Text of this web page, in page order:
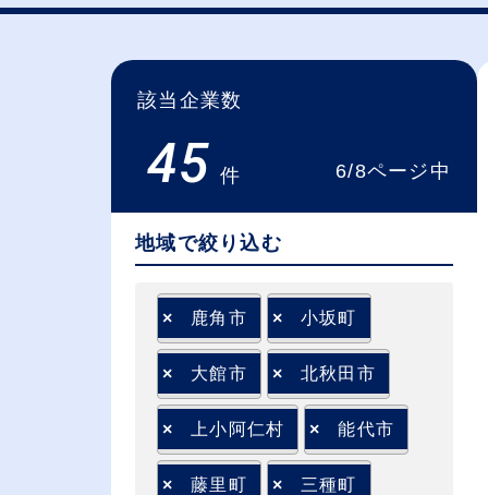
該当企業数
45 件 6/8ページ中
地域で絞り込む
× 鹿角市 × 小坂町
× 大館市 × 北秋田市
× 上小阿仁村 × 能代市
× 藤里町 × 三種町